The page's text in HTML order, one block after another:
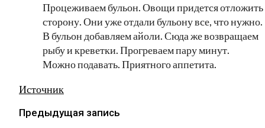
Процеживаем бульон. Овощи придется отложить
сторону. Они уже отдали бульону все, что нужно.
В бульон добавляем айоли. Сюда же возвращаем
рыбу и креветки. Прогреваем пару минут.
Можно подавать. Приятного аппетита.
Источник
Предыдущая запись